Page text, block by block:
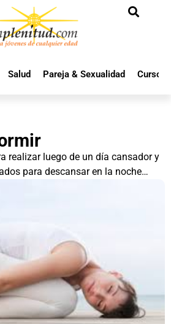
Salud Pareja & Sexualidad Cursos
realizar luego de un día cansador y
para descansar en la noche…